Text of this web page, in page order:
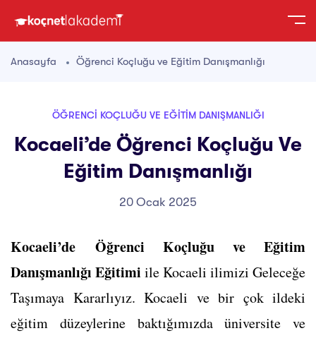
Anasayfa Öğrenci Koçluğu ve Eğitim Danışmanlığı
ÖĞRENCI KOÇLUĞU VE EĞITIM DANIŞMANLIĞI
Kocaeli’de Öğrenci Koçluğu Ve
Eğitim Danışmanlığı
20 Ocak 2025
Kocaeli’de Öğrenci Koçluğu ve Eğitim
Danışmanlığı Eğitimi ile Kocaeli ilimizi Geleceğe
Taşımaya Kararlıyız. Kocaeli ve bir çok ildeki
eğitim düzeylerine baktığımızda üniversite ve